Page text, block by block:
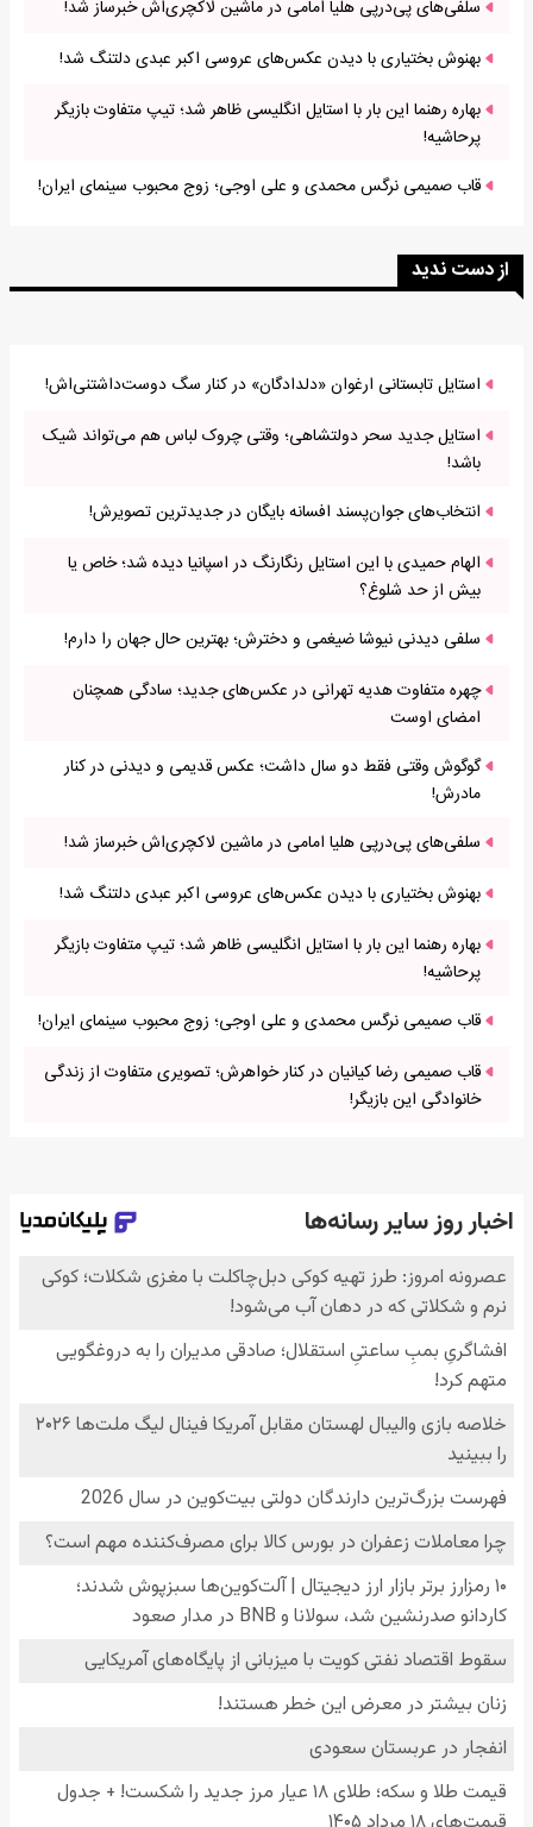
سلفی‌های پی‌درپی هلیا امامی در ماشین لاکچری‌اش خبرساز شد!
بهنوش بختیاری با دیدن عکس‌های عروسی اکبر عبدی دلتنگ شد!
بهاره رهنما این بار با استایل انگلیسی ظاهر شد؛ تیپ متفاوت بازیگر
پرحاشیه!
قاب صمیمی نرگس محمدی و علی اوجی؛ زوج محبوب سینمای ایران!
از دست ندید
استایل تابستانی ارغوان «دلدادگان» در کنار سگ دوست‌داشتنی‌اش!
استایل جدید سحر دولتشاهی؛ وقتی چروک لباس هم می‌تواند شیک
باشد!
انتخاب‌های جوان‌پسند افسانه بایگان در جدیدترین تصویرش!
الهام حمیدی با این استایل رنگارنگ در اسپانیا دیده شد؛ خاص یا
بیش از حد شلوغ؟
سلفی دیدنی نیوشا ضیغمی و دخترش؛ بهترین حال جهان را دارم!
چهره متفاوت هدیه تهرانی در عکس‌های جدید؛ سادگی همچنان
امضای اوست
گوگوش وقتی فقط دو سال داشت؛ عکس قدیمی و دیدنی در کنار
مادرش!
سلفی‌های پی‌درپی هلیا امامی در ماشین لاکچری‌اش خبرساز شد!
بهنوش بختیاری با دیدن عکس‌های عروسی اکبر عبدی دلتنگ شد!
بهاره رهنما این بار با استایل انگلیسی ظاهر شد؛ تیپ متفاوت بازیگر
پرحاشیه!
قاب صمیمی نرگس محمدی و علی اوجی؛ زوج محبوب سینمای ایران!
قاب صمیمی رضا کیانیان در کنار خواهرش؛ تصویری متفاوت از زندگی
خانوادگی این بازیگر!